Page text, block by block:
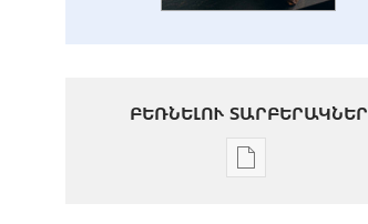
ԲԵՌՆԵԼՈՒ ՏԱՐԲԵՐԱԿՆԵՐ
Թվային